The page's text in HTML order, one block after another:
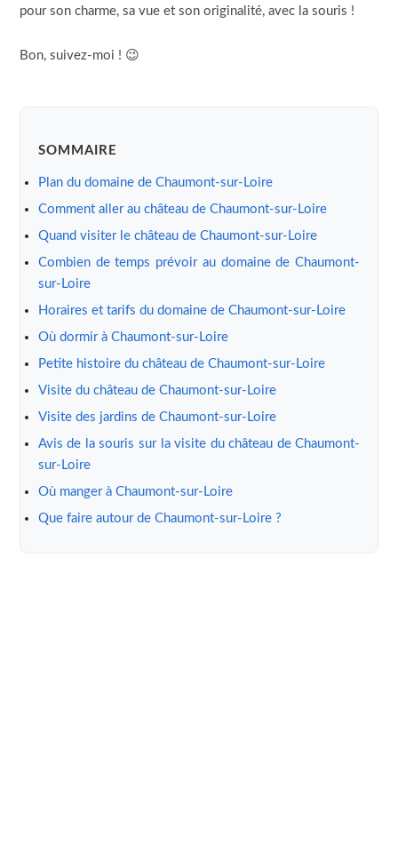
pour son charme, sa vue et son originalité, avec la souris !
Bon, suivez-moi ! 😉
SOMMAIRE
Plan du domaine de Chaumont-sur-Loire
Comment aller au château de Chaumont-sur-Loire
Quand visiter le château de Chaumont-sur-Loire
Combien de temps prévoir au domaine de Chaumont-
sur-Loire
Horaires et tarifs du domaine de Chaumont-sur-Loire
Où dormir à Chaumont-sur-Loire
Petite histoire du château de Chaumont-sur-Loire
Visite du château de Chaumont-sur-Loire
Visite des jardins de Chaumont-sur-Loire
Avis de la souris sur la visite du château de Chaumont-
sur-Loire
Où manger à Chaumont-sur-Loire
Que faire autour de Chaumont-sur-Loire ?